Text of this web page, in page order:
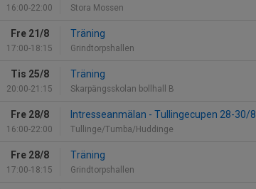
16:00-22:00 Stora Mossen
Fre 21/8
17:00-18:15
Träning
Grindtorpshallen
Tis 25/8
20:00-21:15
Träning
Skarpängsskolan bollhall B
Fre 28/8
16:00-22:00
Intresseanmälan - Tullingecupen 28-30/8
Tullinge/Tumba/Huddinge
Fre 28/8
17:00-18:15
Träning
Grindtorpshallen